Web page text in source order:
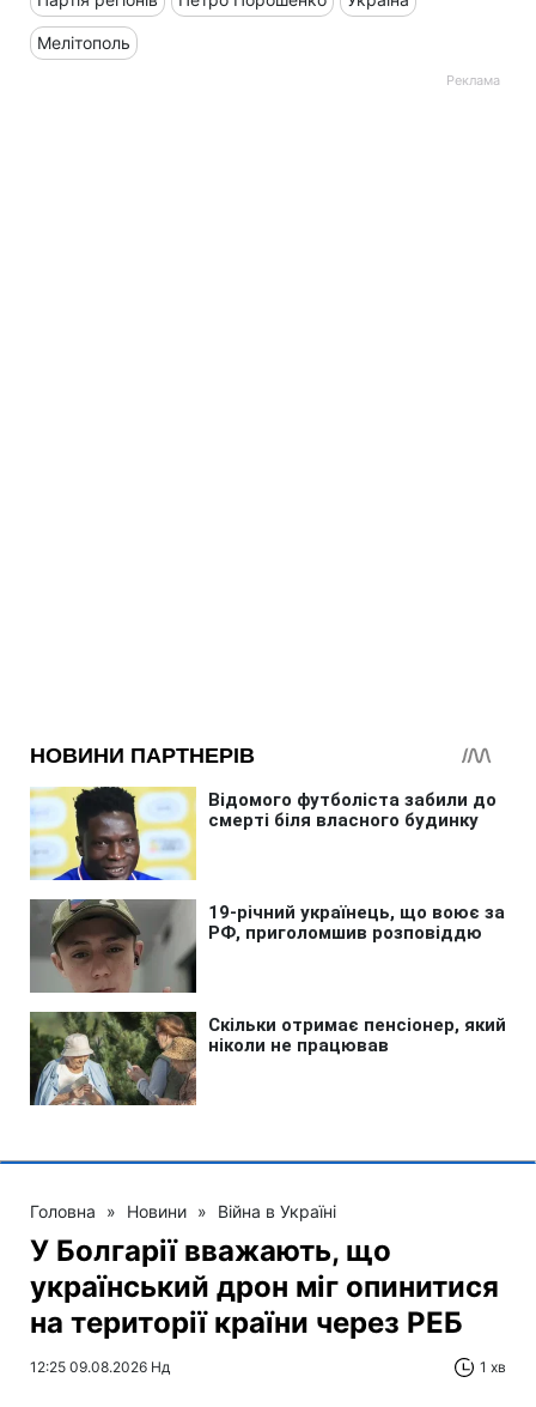
Мелітополь
Головна » Новини » Війна в Україні
У Болгарії вважають, що
український дрон міг опинитися
на території країни через РЕБ
12:25 09.08.2026 Нд 1 хв